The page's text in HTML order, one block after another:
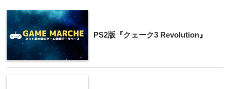
PS2版『クェーク3 Revolution』